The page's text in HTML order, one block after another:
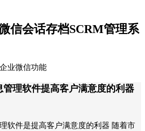
信会话存档SCRM管理系
业微信功能
管理软件提高客户满意度的利器
软件是提高客户满意度的利器 随着市